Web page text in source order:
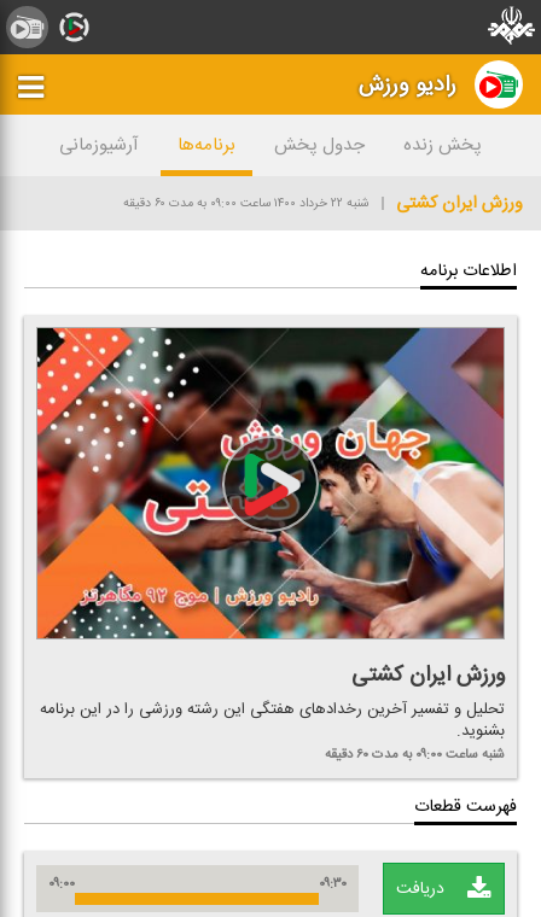
رادیو ورزش
پخش زنده جدول پخش برنامه‌ها
آرشیوزمانی
ورزش ایران كشتی
شنبه ۲۲ خرداد ۱۴۰۰ ساعت ۰۹:۰۰ به مدت ۶۰ دقیقه
اطلاعات برنامه
ورزش ایران كشتی
تحلیل و تفسیر آخرین رخدادهای هفتگی این رشته ورزشی را در این برنامه
بشنوید.
شنبهساعت ۰۹:۰۰ به مدت ۶۰ دقیقه
فهرست قطعات
دریافت ۰۹:۰۰ ۰۹:۳۰